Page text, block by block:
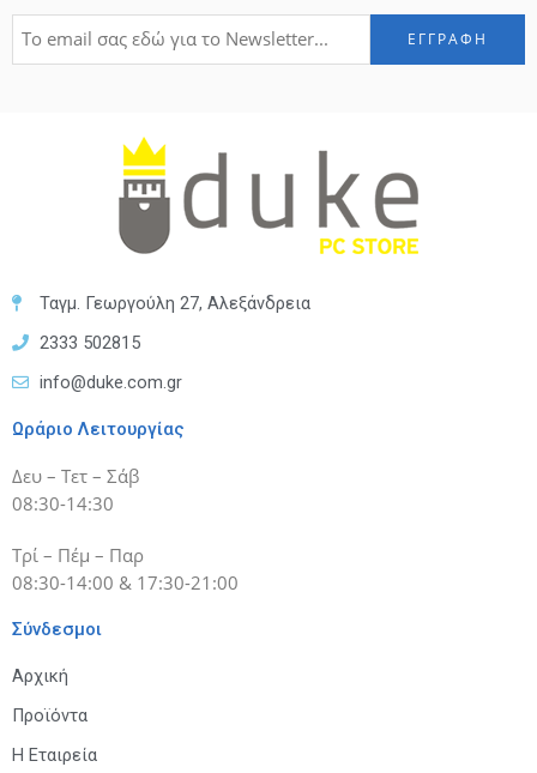
Ταγμ. Γεωργούλη 27, Αλεξάνδρεια
2333 502815
info@duke.com.gr
Ωράριο Λειτουργίας
Δευ – Τετ – Σάβ
08:30-14:30
Τρί – Πέμ – Παρ
08:30-14:00 & 17:30-21:00
Σύνδεσμοι
Αρχική
Προϊόντα
Η Εταιρεία